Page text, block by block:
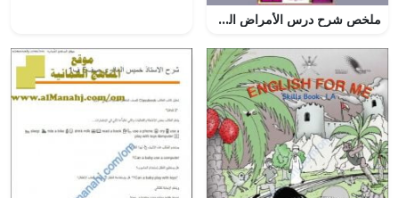
ملخص شرح درس الأمراض الوراثية مع مخططات وصور وأمثلة توضيحية (الدرس التاسع) (علوم وبيئة) الثاني عشر